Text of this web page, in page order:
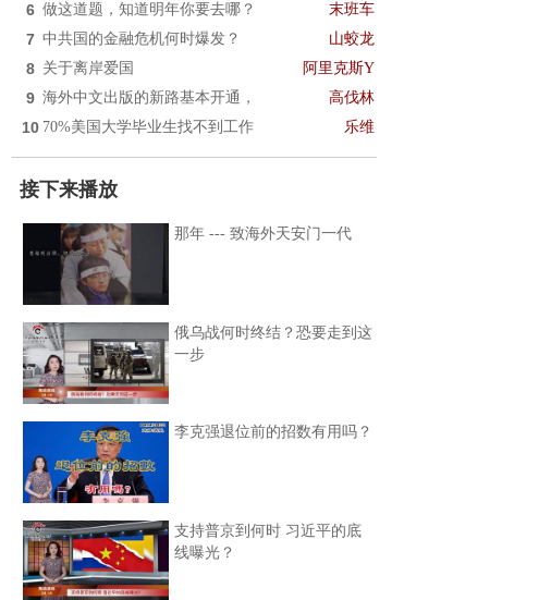
6 做这道题，知道明年你要去哪？ 末班车
7 中共国的金融危机何时爆发？ 山蛟龙
8 关于离岸爱国 阿里克斯Y
9 海外中文出版的新路基本开通， 高伐林
10 70%美国大学毕业生找不到工作 乐维
接下来播放
那年 --- 致海外天安门一代
俄乌战何时终结？恐要走到这
一步
李克强退位前的招数有用吗？
支持普京到何时 习近平的底
线曝光？